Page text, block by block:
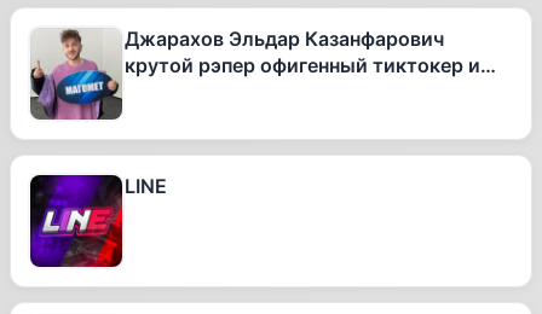
Джарахов Эльдар Казанфарович
крутой рэпер офигенный тиктокер и
LINE